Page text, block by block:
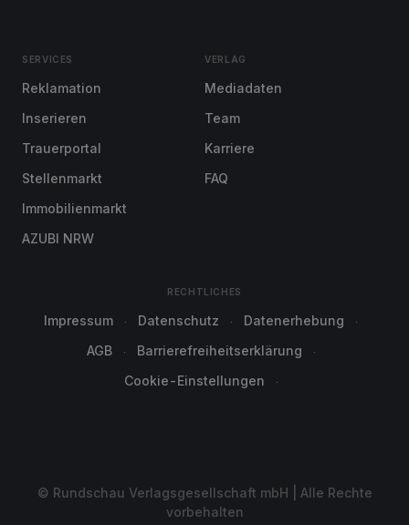
SERVICES
Reklamation
Inserieren
Trauerportal
Stellenmarkt
Immobilienmarkt
AZUBI NRW
VERLAG
Mediadaten
Team
Karriere
FAQ
RECHTLICHES
Impressum Datenschutz
Datenerhebung
AGB
Barrierefreiheitserklärung
Cookie-Einstellungen
© Rundschau Verlagsgesellschaft mbH | Alle Rechte
vorbehalten